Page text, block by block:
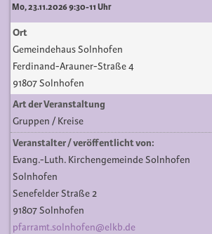
Mo, 23.11.2026 9:30-11 Uhr
Ort
Gemeindehaus Solnhofen
Ferdinand-Arauner-Straße 4
91807 Solnhofen
Art der Veranstaltung
Gruppen / Kreise
Veranstalter / veröffentlicht von:
Evang.-Luth. Kirchengemeinde Solnhofen
Solnhofen
Senefelder Straße 2
91807 Solnhofen
pfarramt.solnhofen@elkb.de